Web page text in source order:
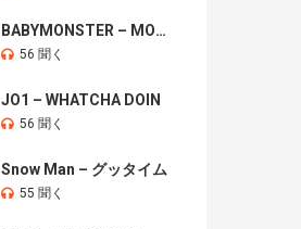
BABYMONSTER – MOON
56 聞く
JO1 – WHATCHA DOIN
56 聞く
Snow Man – グッタイム
55 聞く